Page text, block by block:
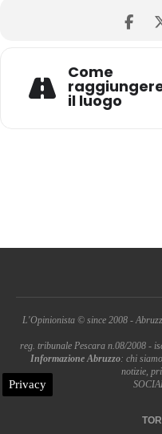
Come
il luogo
L'Opinionista © since 2008 -
reg. tribunale Pescara n.08/2008 -
Informazione Abruzzo: chi
notizie,
Privacy